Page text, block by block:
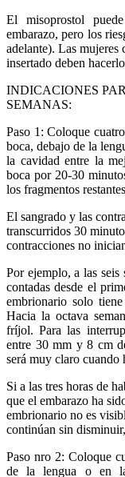
El misoprostol
embarazo, pero los
adelante). Las
insertado deben
INDICACIONES
SEMANAS:
Paso 1: Coloque
boca, debajo de la
la cavidad entre la
boca por 20-30
los fragmentos
El sangrado y las
transcurridos 30
contracciones no
Por ejemplo, a las seis
contadas desde el
embrionario solo
Hacia la octava
fríjol. Para las
entre 30 mm y 8 cm
será muy claro cuando
Si a las tres horas de
que el embarazo ha
embrionario no es
continúan sin
Paso nro 2: Coloque
de la lengua o en